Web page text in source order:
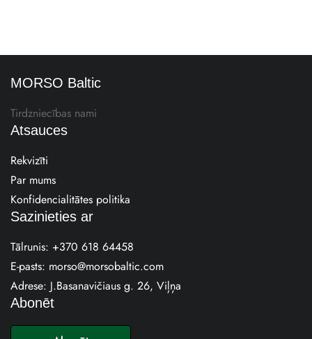
MORSO Baltic
Tirdzniecības nami
Atsauces
Rekvizīti
Par mums
Konfidencialitātes politika
Sazinieties ar
Tālrunis: +370 618 64458
E-pasts: morso@morsobaltic.com
Adrese: J.Basanavičiaus g. 26, Viļņa
Abonēt